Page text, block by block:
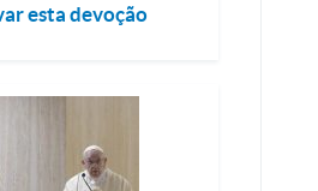
esta devoção